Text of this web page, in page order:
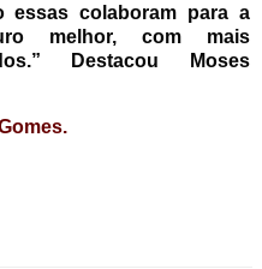
essas colaboram para a
melhor, com mais
Destacou Moses